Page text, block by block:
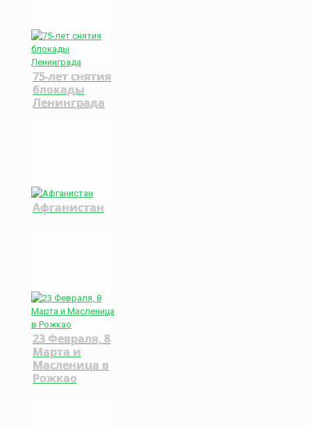
75-лет снятия
блокады
Ленинграда
Афганистан
23 Февраля, 8
Марта и
Масленица в
Рожкао